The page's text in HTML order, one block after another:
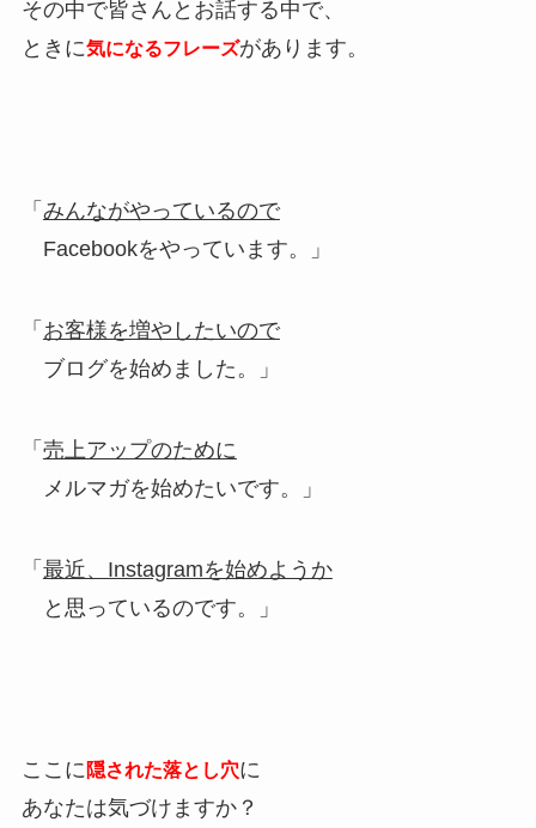
その中で皆さんとお話する中で、
ときに気になるフレーズがあります。
「 みんながやっているので
Facebookをやっています。」
「 お客様を増やしたいので
ブログを始めました。」
「 売上アップのために
メルマガを始めたいです。」
「 最近、Instagramを始めようか
と思っているのです。」
ここに隠された落とし穴に
あなたは気づけますか？